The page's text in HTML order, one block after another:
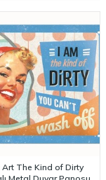
The Kind of Dirty